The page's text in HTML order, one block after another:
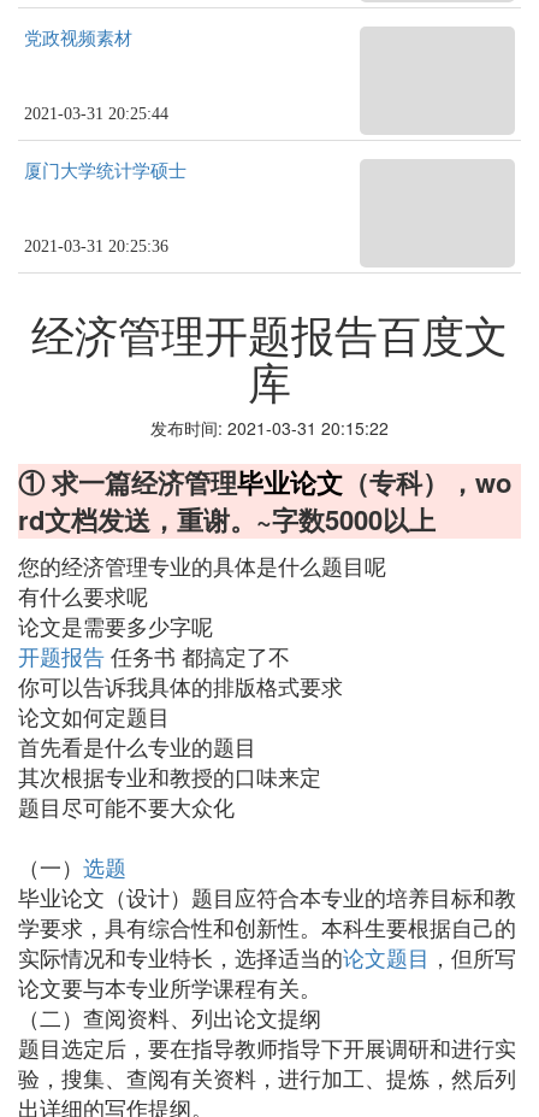
党政视频素材
2021-03-31 20:25:44
厦门大学统计学硕士
2021-03-31 20:25:36
经济管理开题报告百度文
库
发布时间: 2021-03-31 20:15:22
① 求一篇经济管理毕业论文 （专科），wo
rd文档发送，重谢。~字数5000以上
您的经济管理专业的具体是什么题目呢
有什么要求呢
论文是需要多少字呢
开题报告任务书 都搞定了不
你可以告诉我具体的排版格式要求
论文如何定题目
首先看是什么专业的题目
其次根据专业和教授的口味来定
题目尽可能不要大众化
（一） 选题
毕业论文（设计）题目应符合本专业的培养目标和教
学要求，具有综合性和创新性。本科生要根据自己的
实际情况和专业特长，选择适当的论文题目 ，但所写
论文要与本专业所学课程有关。
（二）查阅资料、列出论文提纲
题目选定后，要在指导教师指导下开展调研和进行实
验，搜集、查阅有关资料，进行加工、提炼，然后列
出详细的写作提纲。